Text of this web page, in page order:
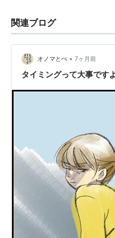
関連ブログ
オノマとぺ • 7ヶ月前
タイミングって大事です